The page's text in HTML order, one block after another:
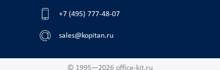
+7 (495) 777-48-07
sales@kopitan.ru
© 1995—2026 office-kit.ru